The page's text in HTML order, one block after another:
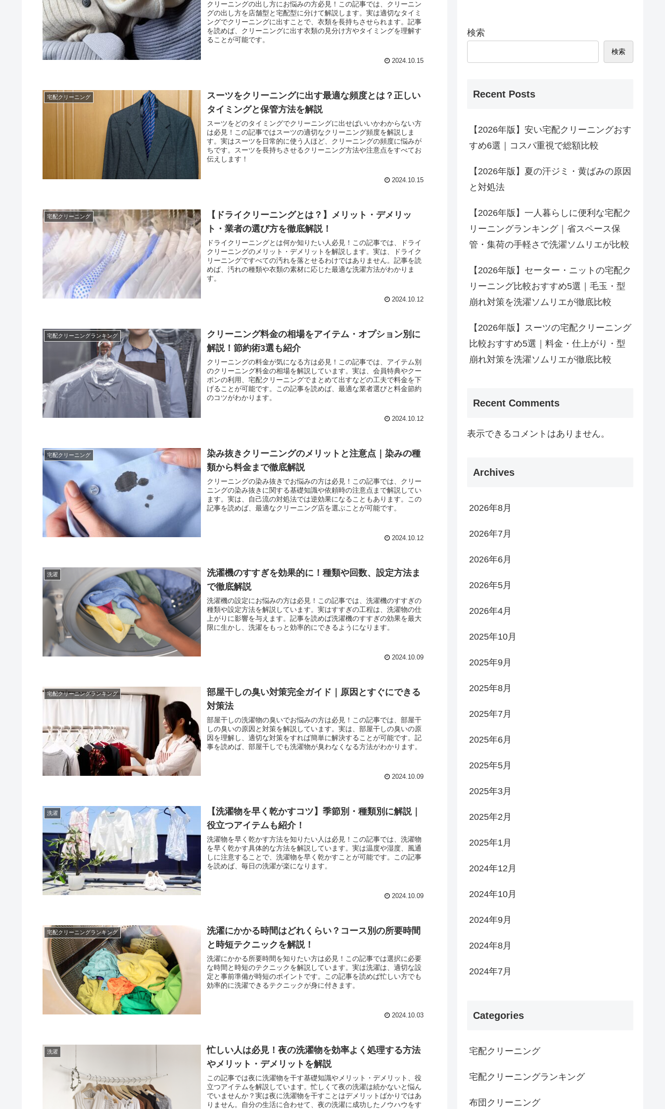
クリーニングの出し方にお悩みの方必見！この記事では、クリーニン
グの出し方を店舗型と宅配型に分けて解説します。実は適切なタイミ
ングでクリーニングに出すことで、衣類を長持ちさせられます。記事
を読めば、クリーニングに出す衣類の見分け方やタイミングを理解す
ることが可能です。
2024.10.15
宅配クリーニング
スーツをクリーニングに出す最適な頻度とは？正しい
タイミングと保管方法を解説
スーツをどのタイミングでクリーニングに出せばいいかわからない方
は必見！この記事ではスーツの適切なクリーニング頻度を解説しま
す。実はスーツを日常的に使う人ほど、クリーニングの頻度に悩みが
ちです。スーツを長持ちさせるクリーニング方法や注意点をすべてお
伝えします！
2024.10.15
宅配クリーニング
【ドライクリーニングとは？】メリット・デメリッ
ト・業者の選び方を徹底解説！
ドライクリーニングとは何か知りたい人必見！この記事では、ドライ
クリーニングのメリット・デメリットを解説します。実は、ドライク
リーニングですべての汚れを落とせるわけではありません。記事を読
めば、汚れの種類や衣類の素材に応じた最適な洗濯方法がわかりま
す。
2024.10.12
宅配クリーニングランキング
クリーニング料金の相場をアイテム・オプション別に
解説！節約術3選も紹介
クリーニングの料金が気になる方は必見！この記事では、アイテム別
のクリーニング料金の相場を解説しています。実は、会員特典やクー
ポンの利用、宅配クリーニングでまとめて出すなどの工夫で料金を下
げることが可能です。この記事を読めば、最適な業者選びと料金節約
のコツがわかります。
2024.10.12
宅配クリーニング
染み抜きクリーニングのメリットと注意点｜染みの種
類から料金まで徹底解説
クリーニングの染み抜きでお悩みの方は必見！この記事では、クリー
ニングの染み抜きに関する基礎知識や依頼時の注意点まで解説してい
ます。実は、自己流の対処法では逆効果になることもあります。この
記事を読めば、最適なクリーニング店を選ぶことが可能です。
2024.10.12
洗濯
洗濯機のすすぎを効果的に！種類や回数、設定方法ま
で徹底解説
洗濯機の設定にお悩みの方は必見！この記事では、洗濯機のすすぎの
種類や設定方法を解説しています。実はすすぎの工程は、洗濯物の仕
上がりに影響を与えます。記事を読めば洗濯機のすすぎの効果を最大
限に生かし、洗濯をもっと効率的にできるようになります。
2024.10.09
宅配クリーニングランキング
部屋干しの臭い対策完全ガイド｜原因とすぐにできる
対策法
部屋干しの洗濯物の臭いでお悩みの方は必見！この記事では、部屋干
しの臭いの原因と対策を解説しています。実は、部屋干しの臭いの原
因を理解し、適切な対策をすれば簡単に解決することが可能です。記
事を読めば、部屋干しでも洗濯物が臭わなくなる方法がわかります。
2024.10.09
洗濯
【洗濯物を早く乾かすコツ】季節別・種類別に解説｜
役立つアイテムも紹介！
洗濯物を早く乾かす方法を知りたい人は必見！この記事では、洗濯物
を早く乾かす具体的な方法を解説しています。実は温度や湿度、風通
しに注意することで、洗濯物を早く乾かすことが可能です。この記事
を読めば、毎日の洗濯が楽になります。
2024.10.09
宅配クリーニングランキング
洗濯にかかる時間はどれくらい？コース別の所要時間
と時短テクニックを解説！
洗濯にかかる所要時間を知りたい方は必見！この記事では選択に必要
な時間と時短のテクニックを解説しています。実は洗濯は、適切な設
定と事前準備が時短のポイントです。この記事を読めば忙しい方でも
効率的に洗濯できるテクニックが身に付きます。
2024.10.03
洗濯
忙しい人は必見！夜の洗濯物を効率よく処理する方法
やメリット・デメリットを解説
この記事では夜に洗濯物を干す基礎知識やメリット・デメリット、役
立つアイテムを解説しています。忙しくて夜の洗濯は続かないと悩ん
でいませんか？実は夜に洗濯物を干すことはデメリットばかりではあ
りません。自分の生活に合わせて、夜の洗濯に成功したノウハウをす
検索
検索
Recent Posts
【2026年版】安い宅配クリーニングおす
すめ6選｜コスパ重視で総額比較
【2026年版】夏の汗ジミ・黄ばみの原因
と対処法
【2026年版】一人暮らしに便利な宅配ク
リーニングランキング｜省スペース保
管・集荷の手軽さで洗濯ソムリエが比較
【2026年版】セーター・ニットの宅配ク
リーニング比較おすすめ5選｜毛玉・型
崩れ対策を洗濯ソムリエが徹底比較
【2026年版】スーツの宅配クリーニング
比較おすすめ5選｜料金・仕上がり・型
崩れ対策を洗濯ソムリエが徹底比較
Recent Comments
表示できるコメントはありません。
Archives
2026年8月
2026年7月
2026年6月
2026年5月
2026年4月
2025年10月
2025年9月
2025年8月
2025年7月
2025年6月
2025年5月
2025年3月
2025年2月
2025年1月
2024年12月
2024年10月
2024年9月
2024年8月
2024年7月
Categories
宅配クリーニング
宅配クリーニングランキング
布団クリーニング